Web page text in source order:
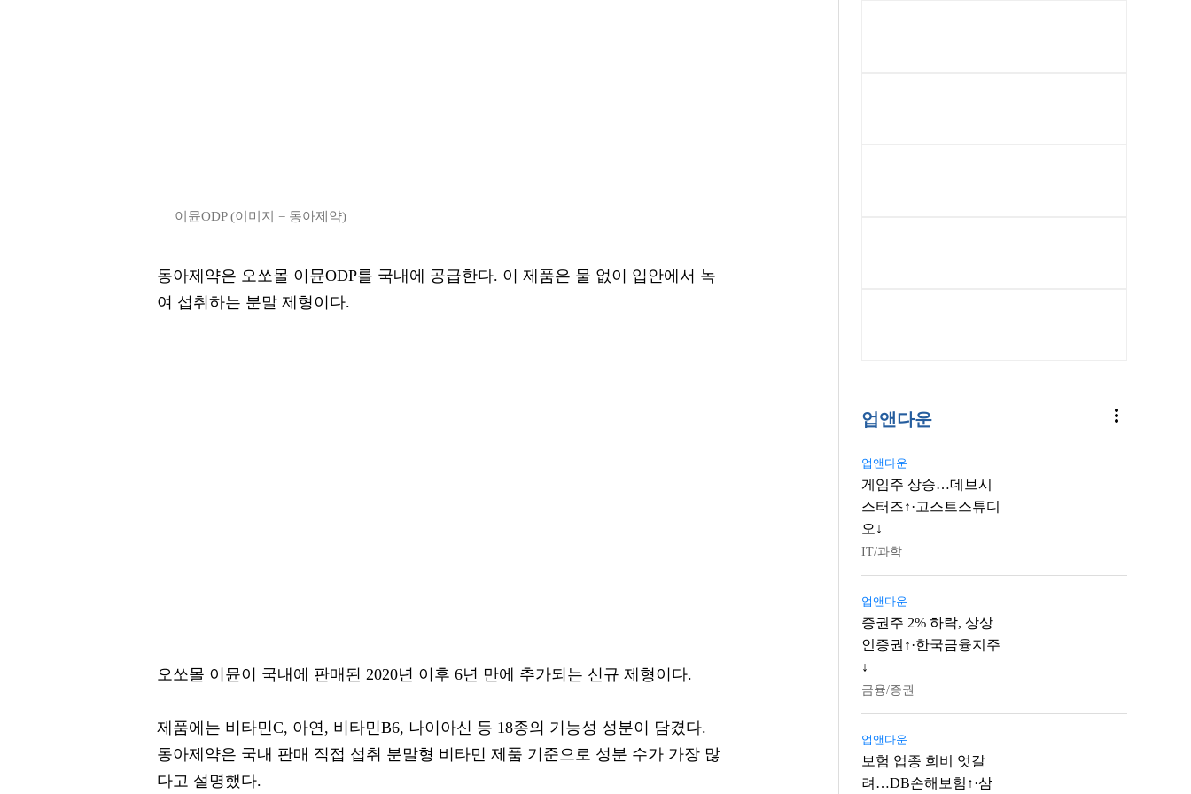
이뮨ODP (이미지 = 동아제약)
동아제약은 오쏘몰 이뮨ODP를 국내에 공급한다. 이 제품은 물 없이 입안에서 녹
여 섭취하는 분말 제형이다.
오쏘몰 이뮨이 국내에 판매된 2020년 이후 6년 만에 추가되는 신규 제형이다.
제품에는 비타민C, 아연, 비타민B6, 나이아신 등 18종의 기능성 성분이 담겼다.
동아제약은 국내 판매 직접 섭취 분말형 비타민 제품 기준으로 성분 수가 가장 많
다고 설명했다.
업앤다운 more_vert
업앤다운
게임주 상승…데브시
스터즈↑·고스트스튜디
오↓
IT/과학
업앤다운
증권주 2% 하락, 상상
인증권↑·한국금융지주
↓
금융/증권
업앤다운
보험 업종 희비 엇갈
려…DB손해보험↑·삼